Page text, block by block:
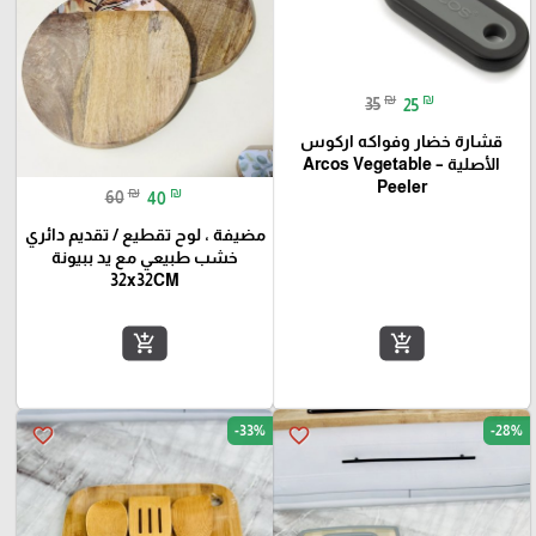
35 ₪ 25 ₪
قشارة خضار وفواكه اركوس
الأصلية – Arcos Vegetable
Peeler
add_shopping_cart
60 ₪ 40 ₪
مضيفة ، لوح تقطيع / تقديم دائري
خشب طبيعي مع يد ببيونة
32x32CM
add_shopping_cart
favorite_border -28%
favorite_border -33%